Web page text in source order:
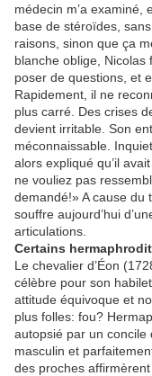
médecin m’a examiné,
base de stéroïdes,
raisons, sinon que ça
blanche oblige, Nicolas
poser de questions, et
Rapidement, il ne
plus carré. Des crises
devient irritable. Son
méconnaissable.
alors expliqué qu’il
ne vouliez pas
demandé!» A cause du
souffre aujourd’hui
articulations.
Certains
Le chevalier d’Éon
célèbre pour son
attitude équivoque et
plus folles: fou?
autopsié par un concile
masculin et
des proches affirmèrent